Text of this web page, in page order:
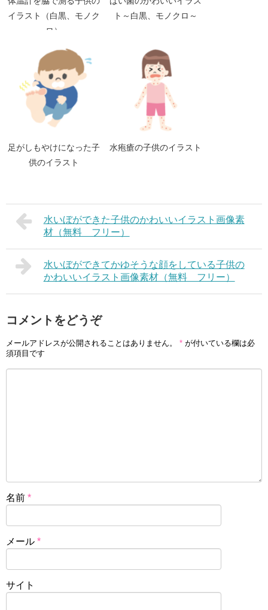
イラスト（白黒、モノク
ロ）
ト～白黒、モノクロ～
足がしもやけになった子
供のイラスト
水疱瘡の子供のイラスト
水いぼができた子供のかわいいイラスト画像素
材（無料 フリー）
水いぼができてかゆそうな顔をしている子供の
かわいいイラスト画像素材（無料 フリー）
コメントをどうぞ
メールアドレスが公開されることはありません。 * が付いている欄は必
須項目です
名前 *
メール *
サイト